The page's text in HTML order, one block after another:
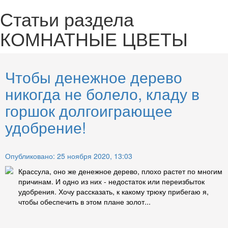
Статьи раздела
КОМНАТНЫЕ ЦВЕТЫ
Чтобы денежное дерево
никогда не болело, кладу в
горшок долгоиграющее
удобрение!
Опубликовано: 25 ноября 2020, 13:03
Крассула, оно же денежное дерево, плохо растет по многим
причинам. И одно из них - недостаток или переизбыток
удобрения. Хочу рассказать, к какому трюку прибегаю я,
чтобы обеспечить в этом плане золот...